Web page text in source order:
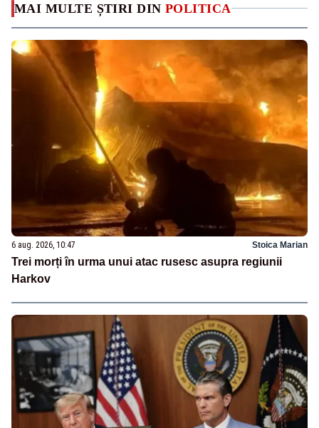
MAI MULTE ȘTIRI DIN POLITICA
6 aug. 2026, 10:47 Stoica Marian
Trei morți în urma unui atac rusesc asupra regiunii
Harkov